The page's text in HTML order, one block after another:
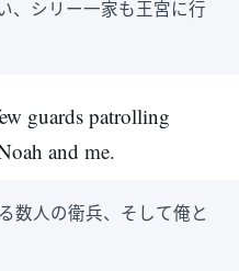
、シリー一家も王宮に行
guards patrolling
and me.
数人の衛兵、そして俺と